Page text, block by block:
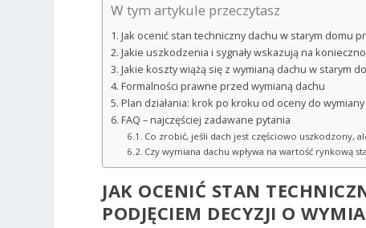
W tym artykule przeczytasz
Jak ocenić stan techniczny dachu w starym domu
Jakie uszkodzenia i sygnały wskazują na
Jakie koszty wiążą się z wymianą dachu w starym
Formalności prawne przed wymianą dachu
Plan działania: krok po kroku od oceny do
FAQ – najczęściej zadawane pytania
Co zrobić, jeśli dach jest częściowo uszkodzony,
Czy wymiana dachu wpływa na wartość rynkową
JAK OCENIĆ STAN
PODJĘCIEM DECYZJI O